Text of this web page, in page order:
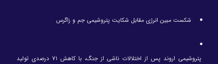
شکست مبین انرژی مقابل شکایت پتروشیمی جم و زاگرس
پتروشیمی اروند پس از اختلالات ناشی از جنگ، با کاهش ۷۱ درصدی تولید